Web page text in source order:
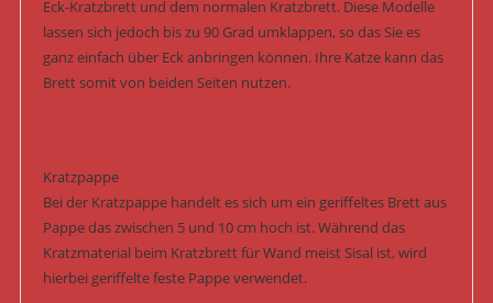
Eck-Kratzbrett und dem normalen Kratzbrett. Diese Modelle
lassen sich jedoch bis zu 90 Grad umklappen, so das Sie es
ganz einfach über Eck anbringen können. Ihre Katze kann das
Brett somit von beiden Seiten nutzen.
Kratzpappe
Bei der Kratzpappe handelt es sich um ein geriffeltes Brett aus
Pappe das zwischen 5 und 10 cm hoch ist. Während das
Kratzmaterial beim Kratzbrett für Wand meist Sisal ist, wird
hierbei geriffelte feste Pappe verwendet.